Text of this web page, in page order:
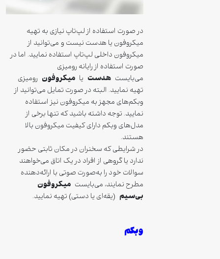
در صورت استفاده از لپ‌تاپ نیازی به تهیه
میکروفون یا هدست نیست و می‌توانید از
میکروفون داخلی لپ‌تاپ استفاده نمایید. اما در
صورت استفاده از رایانه رومیزی
می‌بایستهدستیامیکروفونرومیزی
تهیه نمایید. البته در صورت تمایل می‌توانید از
وبکم‌های مجهز به میکروفون نیز استفاده
نمایید. توجه داشته باشید که تنها برخی از
مدل‌های وبکم دارای کیفیت میکروفون بالا
هستند.
در شرایطی که سخنران در مکان ثابتی حضور
ندارد یا گروهی از افراد در یک اتاق می‌خواهند
سوالات خود را به‌صورت صوتی با ارائه‌دهنده
مطرح نمایند، می‌بایستمیکروفون
بی‌سیم(یقه‌ای یا دستی) تهیه نمایید.
وبکم